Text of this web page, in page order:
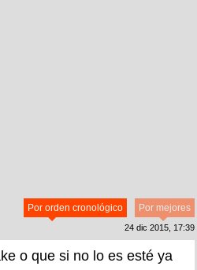
Por mejores
Por orden cronológico
24 dic 2015, 17:39
o que si no lo es esté ya